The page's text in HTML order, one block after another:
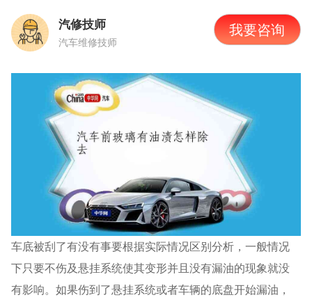
汽修技师
汽车维修技师
我要咨询
车底被刮了有没有事要根据实际情况区别分析，一般情况
下只要不伤及悬挂系统使其变形并且没有漏油的现象就没
有影响。如果伤到了悬挂系统或者车辆的底盘开始漏油，